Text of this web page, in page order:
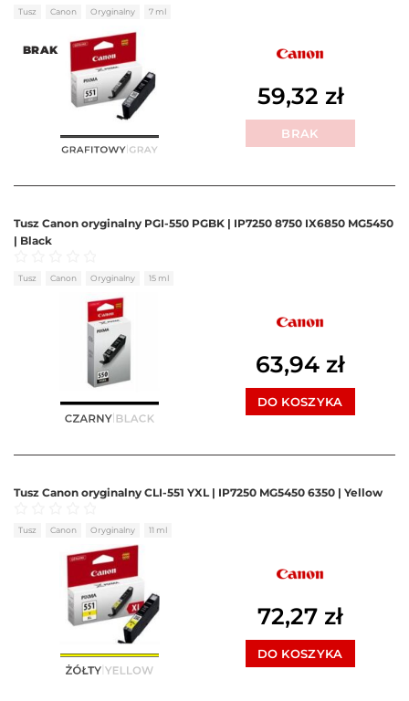
BRAK
Oceniono
Tusz Canon Oryginalny 7 ml
59,32 zł
BRAK
Tusz Canon oryginalny PGI-550 PGBK | IP7250 8750 IX6850 MG5450
| Black
Oceniono
Tusz Canon Oryginalny 15 ml
63,94 zł
DO KOSZYKA
Tusz Canon oryginalny CLI-551 YXL | IP7250 MG5450 6350 | Yellow
Oceniono
Tusz Canon Oryginalny 11 ml
72,27 zł
DO KOSZYKA